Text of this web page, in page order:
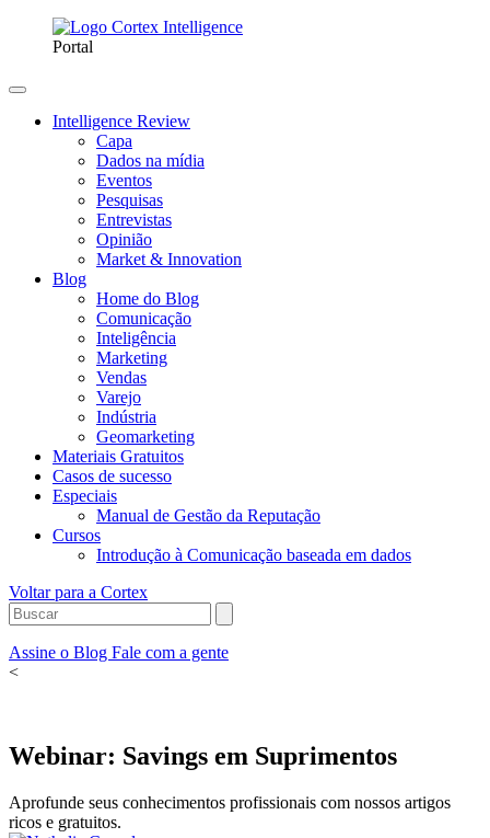
Portal
Intelligence Review
Capa
Dados na mídia
Eventos
Pesquisas
Entrevistas
Opinião
Market & Innovation
Blog
Home do Blog
Comunicação
Inteligência
Marketing
Vendas
Varejo
Indústria
Geomarketing
Materiais Gratuitos
Casos de sucesso
Especiais
Manual de Gestão da Reputação
Cursos
Introdução à Comunicação baseada em dados
Voltar para a Cortex
Assine o Blog Fale com a gente
<
Webinar: Savings em Suprimentos
Aprofunde seus conhecimentos profissionais com nossos artigos
ricos e gratuitos.